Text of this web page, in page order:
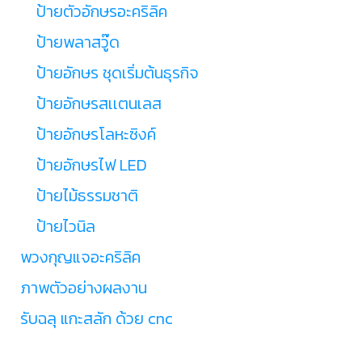
ป้ายตัวอักษรอะคริลิค
ป้ายพลาสวู๊ด
ป้ายอักษร ชุดเริ่มต้นธุรกิจ
ป้ายอักษรสเเตนเลส
ป้ายอักษรโลหะซิงค์
ป้ายอักษรไฟ LED
ป้ายไม้ธรรมชาติ
ป้ายไวนิล
พวงกุญแจอะคริลิค
ภาพตัวอย่างผลงาน
รับฉลุ แกะสลัก ด้วย cnc